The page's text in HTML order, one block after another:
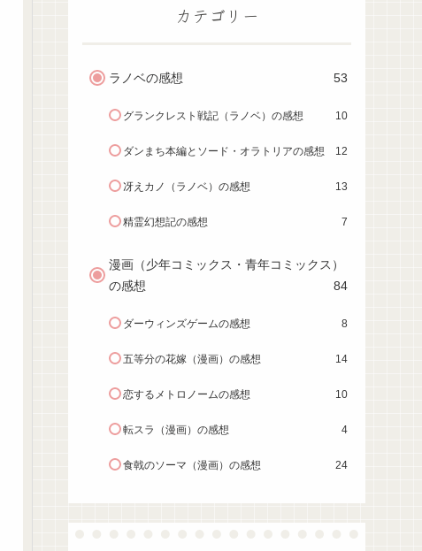
カテゴリー
ラノベの感想 53
グランクレスト戦記（ラノベ）の感想 10
ダンまち本編とソード・オラトリアの感想 12
冴えカノ（ラノベ）の感想 13
精霊幻想記の感想 7
漫画（少年コミックス・青年コミックス）
の感想
84
ダーウィンズゲームの感想 8
五等分の花嫁（漫画）の感想 14
恋するメトロノームの感想 10
転スラ（漫画）の感想 4
食戟のソーマ（漫画）の感想 24